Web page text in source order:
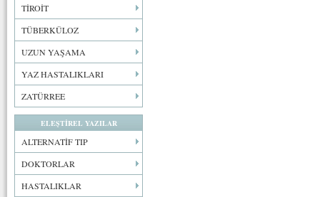
TİROİT
TÜBERKÜLOZ
UZUN YAŞAMA
YAZ HASTALIKLARI
ZATÜRREE
ELEŞTİREL YAZILAR
ALTERNATİF TIP
DOKTORLAR
HASTALIKLAR